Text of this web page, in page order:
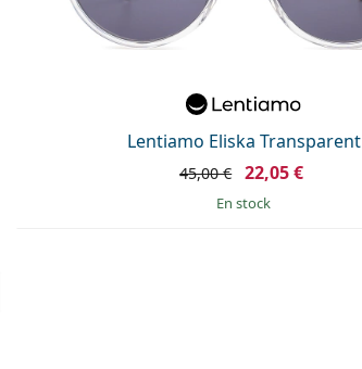
Lentiamo Eliska Transparent
45,00 € 22,05 €
en stock